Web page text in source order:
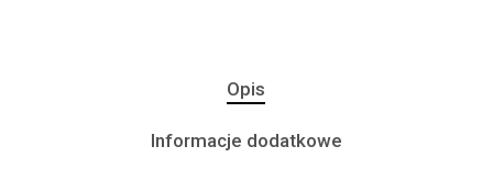
Opis
Informacje dodatkowe